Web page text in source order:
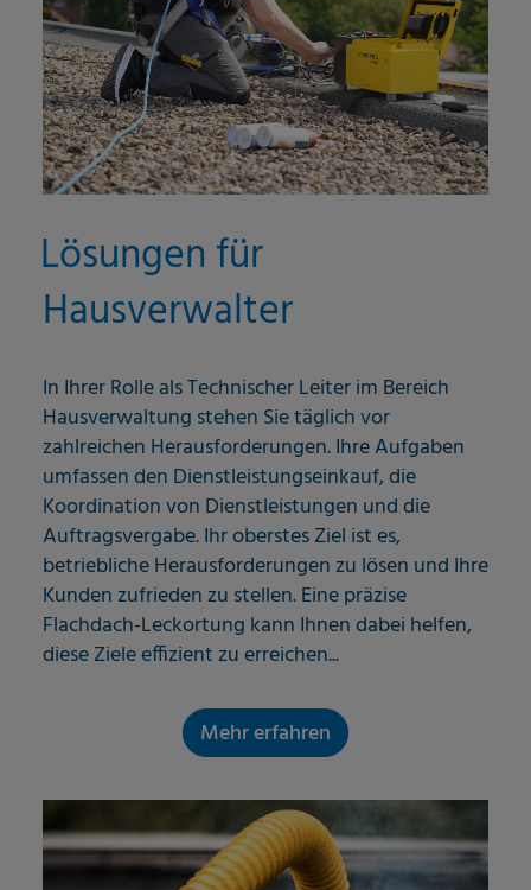
Lösungen für
Hausverwalter
In Ihrer Rolle als Technischer Leiter im Bereich
Hausverwaltung stehen Sie täglich vor
zahlreichen Herausforderungen. Ihre Aufgaben
umfassen den Dienstleistungseinkauf, die
Koordination von Dienstleistungen und die
Auftragsvergabe. Ihr oberstes Ziel ist es,
betriebliche Herausforderungen zu lösen und Ihre
Kunden zufrieden zu stellen. Eine präzise
Flachdach-Leckortung kann Ihnen dabei helfen,
diese Ziele effizient zu erreichen...
Mehr erfahren